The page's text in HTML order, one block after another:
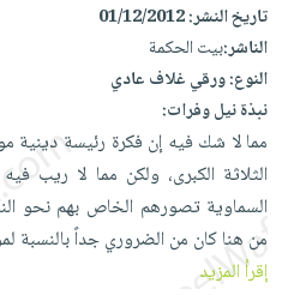
Android
تحميل
iKitab
على
Apple
Apple
الشخصية
العناية
وتصفيف
الشعر
العناية
بالجسم
العناية
بالأسنان
جديد
الكل
أواني
الطهي
أدوات
الخبز
أدوات
المائدة
متجر
الهدايا
أقسام
الأكثر
مبيعاً
شحن
مجاني
تاريخ النشر:01/12/2012
الناشر:بيت الحكمة
النوع:ورقي غلاف عادي
نبذة نيل وفرات:
مما لا شك فيه إن فكرة رئيسة دينية
الثلاثة الكبرى، ولكن مما لا ريب
السماوية تصورهم الخاص بهم نحو
من هنا كان من الضروري جداً بالنسبة
إقرأ المزيد